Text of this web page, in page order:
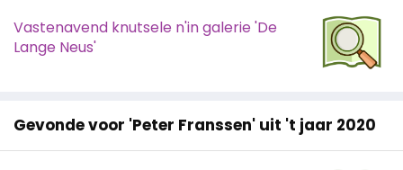
Vastenavend knutsele n'in galerie 'De
Lange Neus'
Gevonde voor 'Peter Franssen' uit 't jaar 2020